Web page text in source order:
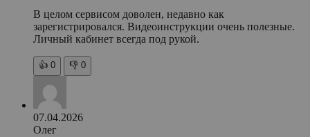
В целом сервисом доволен, недавно как
зарегистрировался. Видеоинструкции очень полезные.
Личный кабинет всегда под рукой.
👍 0 👎 0
07.04.2026
Олег